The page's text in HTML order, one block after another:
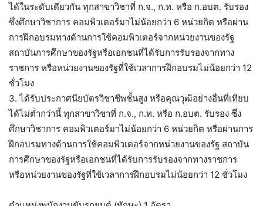
ได้ในระดับเดียวกัน ทุกสาขาวิชาที่ ก.จ., ก.ท. หรือ ก.อบต. รับรอง
ซึ่งศึกษาวิชาการ คอมพิวเตอร์มาไม่น้อยกว่า 6 หน่วยกิต หรือผ่าน
การฝึกอบรมทางด้านการใช้คอมพิวเตอร์จากหน่วยงานของรัฐ
สถาบันการศึกษาของรัฐหรือเอกชนที่ได้รับการรับรองจากทาง
ราชการ หรือหน่วยงานของรัฐที่ใช้เวลาการฝึกอบรมไม่น้อยกว่า 12
ชั่วโมง
3. ได้รับประกาศนียบัตรวิชาชีพชั้นสูง หรือคุณวุฒิอย่างอื่นที่เทียบ
ได้ไม่ต่ำกว่านี้ ทุกสาขาวิชาที่ ก.จ., ก.ท. หรือ ก.อบต. รับรอง ซึ่ง
ศึกษาวิชาการ คอมพิวเตอร์มาไม่น้อยกว่า 6 หน่วยกิต หรือผ่านการ
ฝึกอบรมทางด้านการใช้คอมพิวเตอร์จากหน่วยงานของรัฐ สถาบัน
การศึกษาของรัฐหรือเอกชนที่ได้รับการรับรองจากทางราชการ
หรือหน่วยงานของรัฐที่ใช้เวลาการฝึกอบรมไม่น้อยกว่า 12 ชั่วโมง